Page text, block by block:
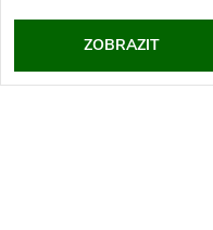
ZOBRAZIT